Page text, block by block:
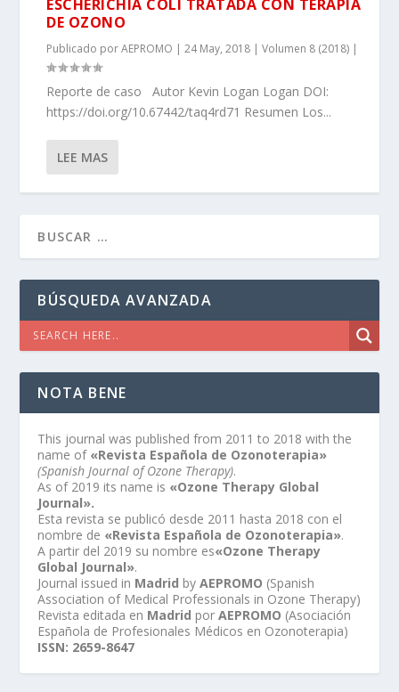
ESCHERICHIA COLI TRATADA CON TERAPIA
DE OZONO
Publicado porAEPROMO |24 May, 2018 |Volumen 8 (2018) |
Reporte de caso Autor Kevin Logan Logan DOI:
https://doi.org/10.67442/taq4rd71 Resumen Los...
LEE MAS
BÚSQUEDA AVANZADA
NOTA BENE
This journal was published from 2011 to 2018 with the
name of «Revista Española de Ozonoterapia»
(Spanish Journal of Ozone Therapy).
As of 2019 its name is «Ozone Therapy Global
Journal».
Esta revista se publicó desde 2011 hasta 2018 con el
nombre de «Revista Española de Ozonoterapia».
A partir del 2019 su nombre es«Ozone Therapy
Global Journal».
Journal issued in Madrid byAEPROMO (Spanish
Association of Medical Professionals in Ozone Therapy)
Revista editada en Madrid porAEPROMO (Asociación
Española de Profesionales Médicos en Ozonoterapia)
ISSN: 2659-8647